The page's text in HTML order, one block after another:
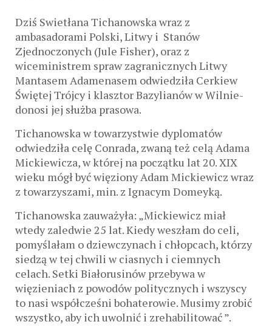
Dziś Swietłana Tichanowska wraz z
ambasadorami Polski, Litwy i Stanów
Zjednoczonych (Jule Fisher), oraz z
wiceministrem spraw zagranicznych Litwy
Mantasem Adamenasem odwiedziła Cerkiew
Świętej Trójcy i klasztor Bazylianów w Wilnie-
donosi jej służba prasowa.
Tichanowska w towarzystwie dyplomatów
odwiedziła celę Conrada, zwaną też celą Adama
Mickiewicza, w której na początku lat 20. XIX
wieku mógł być więziony Adam Mickiewicz wraz
z towarzyszami, min. z Ignacym Domeyką.
Tichanowska zauważyła: „Mickiewicz miał
wtedy zaledwie 25 lat. Kiedy weszłam do celi,
pomyślałam o dziewczynach i chłopcach, którzy
siedzą w tej chwili w ciasnych i ciemnych
celach. Setki Białorusinów przebywa w
więzieniach z powodów politycznych i wszyscy
to nasi współcześni bohaterowie. Musimy zrobić
wszystko, aby ich uwolnić i zrehabilitować ”.